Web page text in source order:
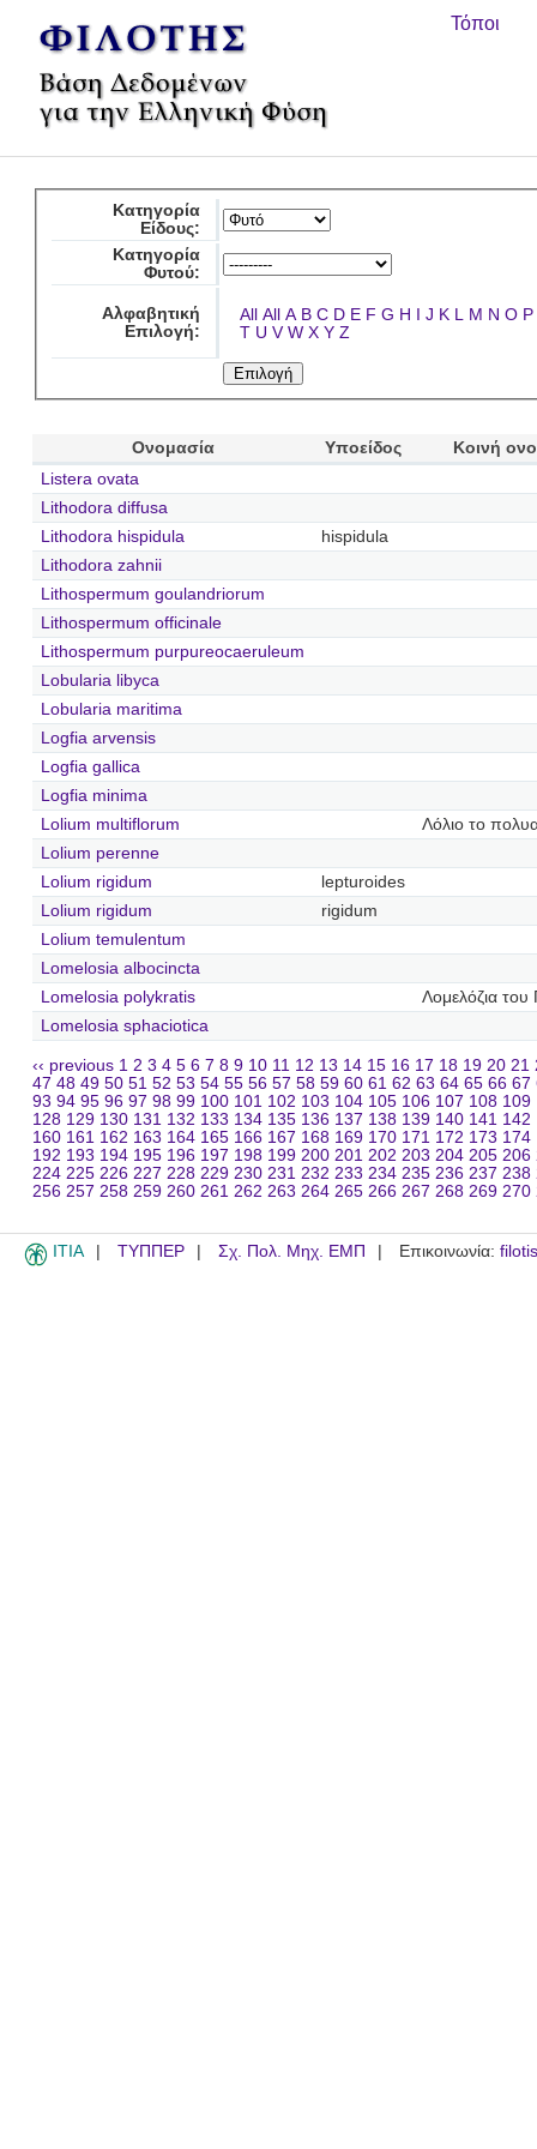
Τόποι
Κατηγορία
Είδους:
Κατηγορία
Φυτού:
Αλφαβητική
Επιλογή:
All All A B C D E F G H I J K L M N O P
T U V W X Y Z
Ονομασία Υποείδος
Κοινή
Listera ovata
Lithodora diffusa
Lithodora hispidula
hispidula
Lithodora zahnii
Lithospermum goulandriorum
Lithospermum officinale
Lithospermum purpureocaeruleum
Lobularia libyca
Lobularia maritima
Logfia arvensis
Logfia gallica
Logfia minima
Lolium multiflorum
Λόλιο το
Lolium perenne
Lolium rigidum
lepturoides
Lolium rigidum
rigidum
Lolium temulentum
Lomelosia albocincta
Lomelosia polykratis
Λομελόζια
Lomelosia sphaciotica
‹‹ previous 1 2 3 4 5 6 7 8 9 10 11 12 13 14 15 16 17 18 19 20 21
47 48 49 50 51 52 53 54 55 56 57 58 59 60 61 62 63 64 65 66 67
93 94 95 96 97 98 99 100 101 102 103 104 105 106 107 108 109
128 129 130 131 132 133 134 135 136 137 138 139 140 141 142
160 161 162 163 164 165 166 167 168 169 170 171 172 173 174
192 193 194 195 196 197 198 199 200 201 202 203 204 205 206
224 225 226 227 228 229 230 231 232 233 234 235 236 237 238
256 257 258 259 260 261 262 263 264 265 266 267 268 269 270
ITIA ΤΥΠΠΕΡ Σχ. Πολ. Μηχ. ΕΜΠ Επικοινωνία: